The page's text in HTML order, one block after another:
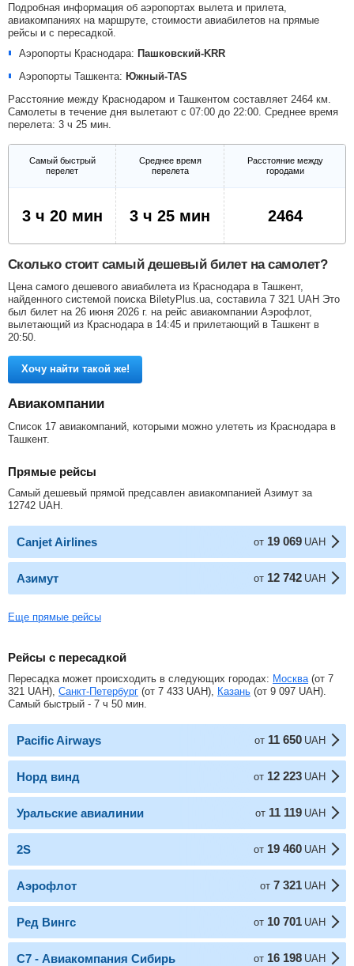
Подробная информация об аэропортах вылета и прилета,
авиакомпаниях на маршруте, стоимости авиабилетов на прямые
рейсы и с пересадкой.
Аэропорты Краснодара: Пашковский-KRR
Аэропорты Ташкента: Южный-TAS
Расстояние между Краснодаром и Ташкентом составляет 2464 км.
Самолеты в течение дня вылетают с 07:00 до 22:00. Среднее время
перелета: 3 ч 25 мин.
Самый быстрый
перелет
Среднее время
перелета
Расстояние между
городами
3 ч 20 мин 3 ч 25 мин 2464
Сколько стоит самый дешевый билет на самолет?
Цена самого дешевого авиабилета из Краснодара в Ташкент,
найденного системой поиска BiletyPlus.ua, составила 7 321 UAH Это
был билет на 26 июня 2026 г. на рейс авиакомпании Аэрофлот,
вылетающий из Краснодара в 14:45 и прилетающий в Ташкент в
20:50.
Хочу найти такой же!
Авиакомпании
Список 17 авиакомпаний, которыми можно улететь из Краснодара в
Ташкент.
Прямые рейсы
Самый дешевый прямой предсавлен авиакомпанией Азимут за
12742 UAH
Canjet Airlines от 19 069 UAH
Азимут от 12 742 UAH
Еще прямые рейсы
Рейсы с пересадкой
Пересадка может происходить в следующих городах: Москва (от 7
321 UAH), Санкт-Петербург (от 7 433 UAH), Казань (от 9 097 UAH).
Самый быстрый - 7 ч 50 мин.
Pacific Airways от 11 650 UAH
Норд винд от 12 223 UAH
Уральские авиалинии от 11 119 UAH
2S от 19 460 UAH
Аэрофлот от 7 321 UAH
Ред Вингс от 10 701 UAH
С7 - Авиакомпания Сибирь от 16 198 UAH